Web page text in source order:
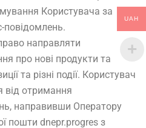
Користувача за
направляти
про нові продукти та
та різні події. Користувач
отримання
направивши Оператору
пошти dnepr.progres з
UAH